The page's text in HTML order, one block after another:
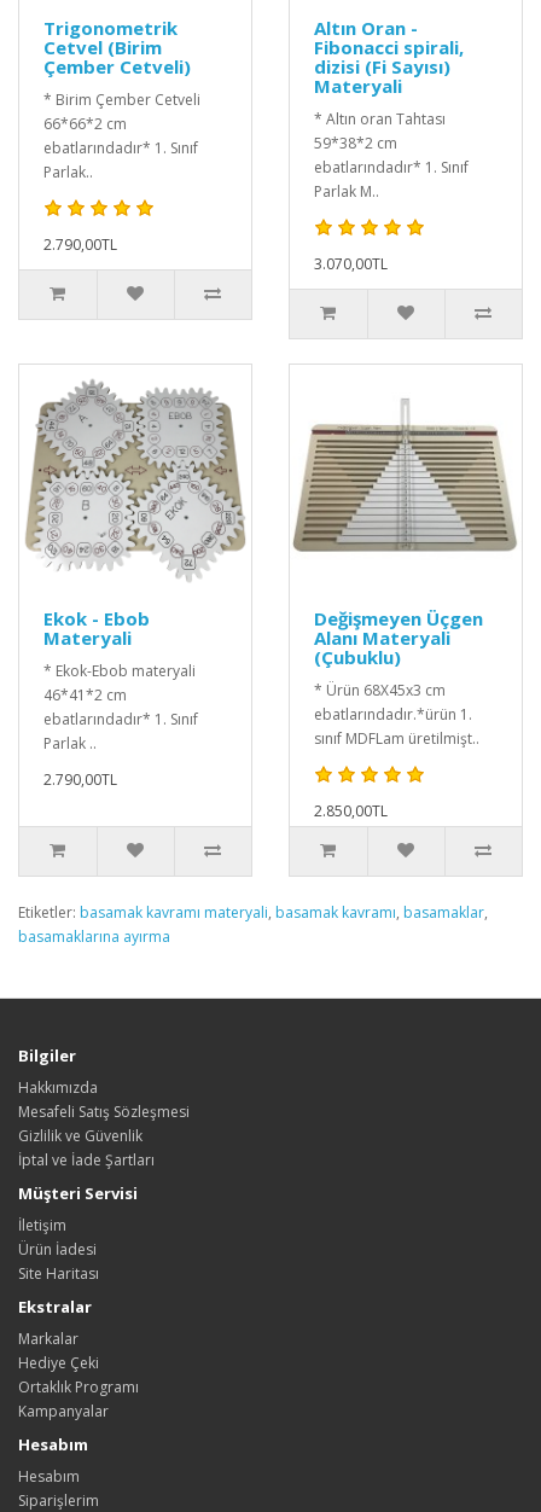
Trigonometrik
Cetvel (Birim
Çember Cetveli)
* Birim Çember Cetveli
66*66*2 cm
ebatlarındadır* 1. Sınıf
Parlak..
2.790,00TL
Altın Oran -
Fibonacci spirali,
dizisi (Fi Sayısı)
Materyali
* Altın oran Tahtası
59*38*2 cm
ebatlarındadır* 1. Sınıf
Parlak M..
3.070,00TL
Ekok - Ebob
Materyali
* Ekok-Ebob materyali
46*41*2 cm
ebatlarındadır* 1. Sınıf
Parlak ..
2.790,00TL
Değişmeyen Üçgen
Alanı Materyali
(Çubuklu)
* Ürün 68X45x3 cm
ebatlarındadır.*ürün 1.
sınıf MDFLam üretilmişt..
2.850,00TL
Etiketler: basamak kavramı materyali, basamak kavramı, basamaklar,
basamaklarına ayırma
Bilgiler
Hakkımızda
Mesafeli Satış Sözleşmesi
Gizlilik ve Güvenlik
İptal ve İade Şartları
Müşteri Servisi
İletişim
Ürün İadesi
Site Haritası
Ekstralar
Markalar
Hediye Çeki
Ortaklık Programı
Kampanyalar
Hesabım
Hesabım
Siparişlerim